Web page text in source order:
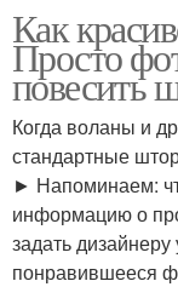
Итальянские
Французские
Как
Просто
повесить
Когда воланы и
стандартные
► Напоминаем:
информацию о
задать
понравившееся